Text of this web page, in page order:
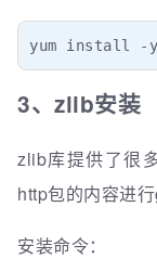
yum install -
3、zlib安装
zlib库提供了很
http包的内容进
安装命令：